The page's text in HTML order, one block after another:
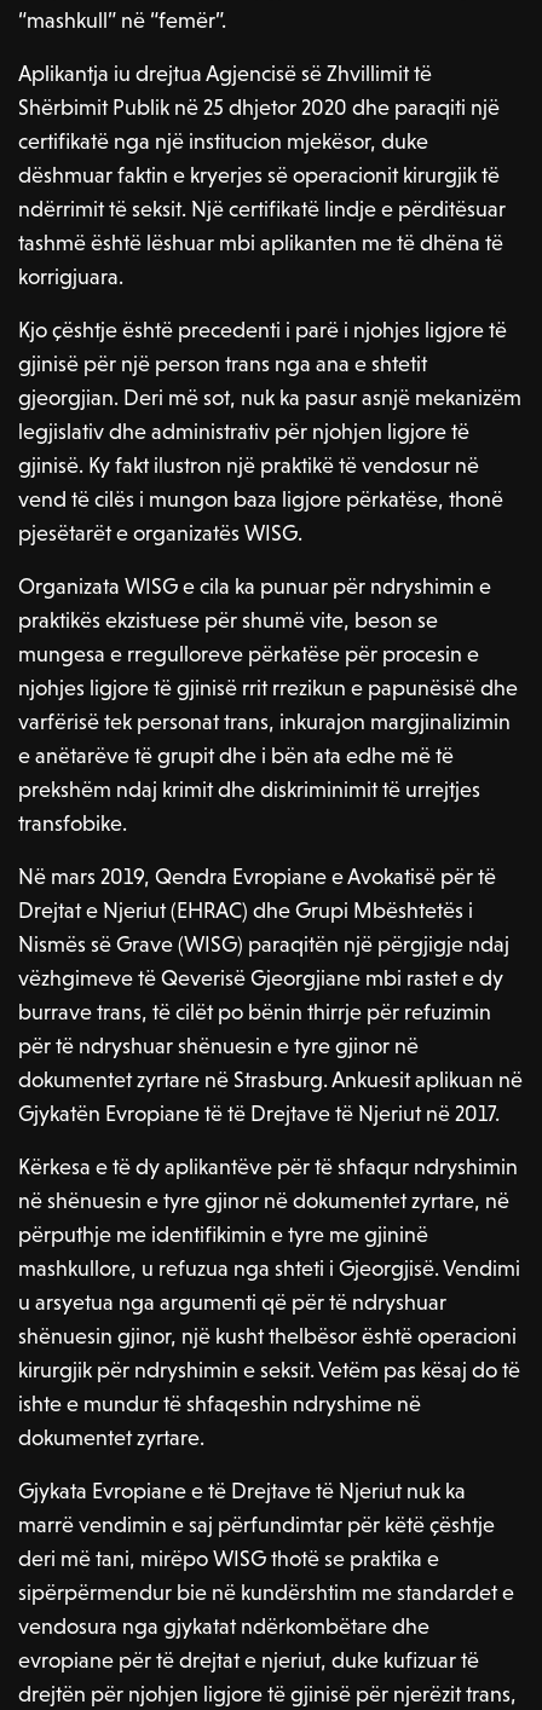
“mashkull” në “femër”.
Aplikantja iu drejtua Agjencisë së Zhvillimit të
Shërbimit Publik në 25 dhjetor 2020 dhe paraqiti një
certifikatë nga një institucion mjekësor, duke
dëshmuar faktin e kryerjes së operacionit kirurgjik të
ndërrimit të seksit. Një certifikatë lindje e përditësuar
tashmë është lëshuar mbi aplikanten me të dhëna të
korrigjuara.
Kjo çështje është precedenti i parë i njohjes ligjore të
gjinisë për një person trans nga ana e shtetit
gjeorgjian. Deri më sot, nuk ka pasur asnjë mekanizëm
legjislativ dhe administrativ për njohjen ligjore të
gjinisë. Ky fakt ilustron një praktikë të vendosur në
vend të cilës i mungon baza ligjore përkatëse, thonë
pjesëtarët e organizatës WISG.
Organizata WISG e cila ka punuar për ndryshimin e
praktikës ekzistuese për shumë vite, beson se
mungesa e rregulloreve përkatëse për procesin e
njohjes ligjore të gjinisë rrit rrezikun e papunësisë dhe
varfërisë tek personat trans, inkurajon margjinalizimin
e anëtarëve të grupit dhe i bën ata edhe më të
prekshëm ndaj krimit dhe diskriminimit të urrejtjes
transfobike.
Në mars 2019, Qendra Evropiane e Avokatisë për të
Drejtat e Njeriut (EHRAC) dhe Grupi Mbështetës i
Nismës së Grave (WISG) paraqitën një përgjigje ndaj
vëzhgimeve të Qeverisë Gjeorgjiane mbi rastet e dy
burrave trans, të cilët po bënin thirrje për refuzimin
për të ndryshuar shënuesin e tyre gjinor në
dokumentet zyrtare në Strasburg. Ankuesit aplikuan në
Gjykatën Evropiane të të Drejtave të Njeriut në 2017.
Kërkesa e të dy aplikantëve për të shfaqur ndryshimin
në shënuesin e tyre gjinor në dokumentet zyrtare, në
përputhje me identifikimin e tyre me gjininë
mashkullore, u refuzua nga shteti i Gjeorgjisë. Vendimi
u arsyetua nga argumenti që për të ndryshuar
shënuesin gjinor, një kusht thelbësor është operacioni
kirurgjik për ndryshimin e seksit. Vetëm pas kësaj do të
ishte e mundur të shfaqeshin ndryshime në
dokumentet zyrtare.
Gjykata Evropiane e të Drejtave të Njeriut nuk ka
marrë vendimin e saj përfundimtar për këtë çështje
deri më tani, mirëpo WISG thotë se praktika e
sipërpërmendur bie në kundërshtim me standardet e
vendosura nga gjykatat ndërkombëtare dhe
evropiane për të drejtat e njeriut, duke kufizuar të
drejtën për njohjen ligjore të gjinisë për njerëzit trans,